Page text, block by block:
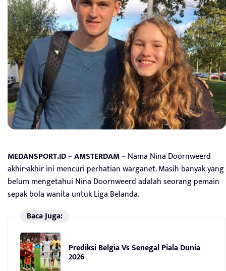
MEDANSPORT.ID – AMSTERDAM –Nama Nina Doornweerd
akhir-akhir ini mencuri perhatian warganet. Masih banyak yang
belum mengetahui Nina Doornweerd adalah seorang pemain
sepak bola wanita untuk Liga Belanda.
Baca Juga:
Prediksi Belgia Vs Senegal Piala Dunia
2026